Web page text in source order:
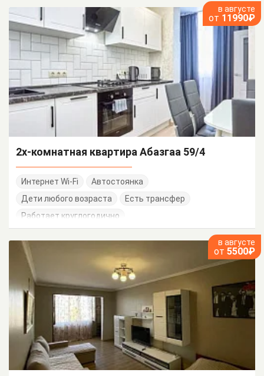
в августе
от 11990₽
2х-комнатная квартира Абазгаа 59/4
Интернет Wi-Fi
Автостоянка
Дети любого возраста
Есть трансфер
Работает круглогодично
в августе
от 5500₽